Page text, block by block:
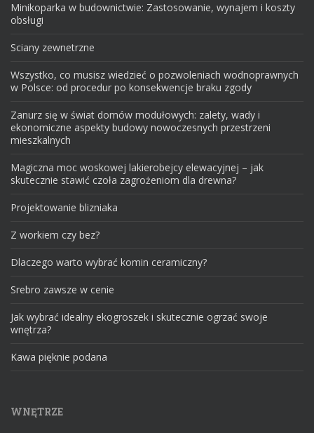
Minikoparka w budownictwie: Zastosowanie, wynajem i koszty
obsługi
Sciany zewnetrzne
Wszystko, co musisz wiedzieć o pozwoleniach wodnoprawnych
w Polsce: od procedur po konsekwencje braku zgody
Zanurz się w świat domów modułowych: zalety, wady i
ekonomiczne aspekty budowy nowoczesnych przestrzeni
mieszkalnych
Magiczna moc woskowej lakierobejcy elewacyjnej – jak
skutecznie stawić czoła zagrożeniom dla drewna?
Projektowanie blizniaka
Z workiem czy bez?
Dlaczego warto wybrać komin ceramiczny?
Srebro zawsze w cenie
Jak wybrać idealny ekogroszek i skutecznie ogrzać swoje
wnętrza?
Kawa pięknie podana
WNĘTRZE